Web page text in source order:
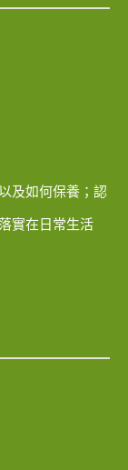
及如何保養；認
實在日常生活